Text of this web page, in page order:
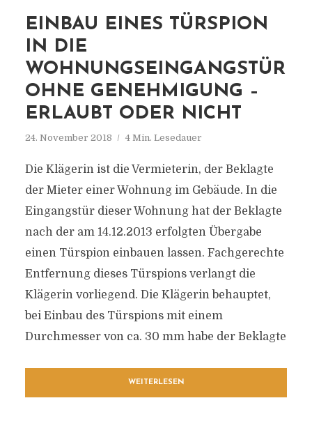
EINBAU EINES TÜRSPION
IN DIE
WOHNUNGSEINGANGSTÜR
OHNE GENEHMIGUNG –
ERLAUBT ODER NICHT
24. November 2018 4 Min. Lesedauer
Die Klägerin ist die Vermieterin, der Beklagte
der Mieter einer Wohnung im Gebäude. In die
Eingangstür dieser Wohnung hat der Beklagte
nach der am 14.12.2013 erfolgten Übergabe
einen Türspion einbauen lassen. Fachgerechte
Entfernung dieses Türspions verlangt die
Klägerin vorliegend. Die Klägerin behauptet,
bei Einbau des Türspions mit einem
Durchmesser von ca. 30 mm habe der Beklagte
WEITERLESEN